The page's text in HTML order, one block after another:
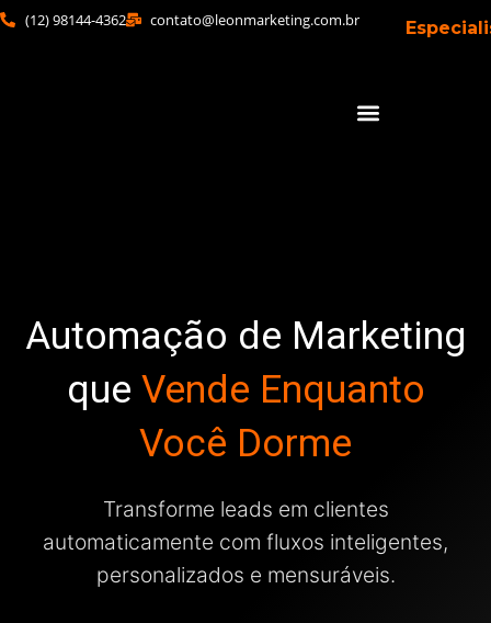
(12) 98144-4362 contato@leonmarketing.com.br
Automação de Marketing
que Vende Enquanto
Você Dorme
Transforme leads em clientes
automaticamente com fluxos inteligentes,
personalizados e mensuráveis.